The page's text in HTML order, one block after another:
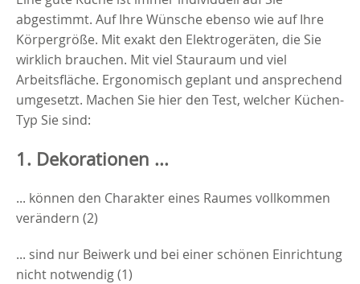
abgestimmt. Auf Ihre Wünsche ebenso wie auf Ihre
Körpergröße. Mit exakt den Elektrogeräten, die Sie
wirklich brauchen. Mit viel Stauraum und viel
Arbeitsfläche. Ergonomisch geplant und ansprechend
umgesetzt. Machen Sie hier den Test, welcher Küchen-
Typ Sie sind:
1. Dekorationen ...
... können den Charakter eines Raumes vollkommen
verändern (2)
... sind nur Beiwerk und bei einer schönen Einrichtung
nicht notwendig (1)